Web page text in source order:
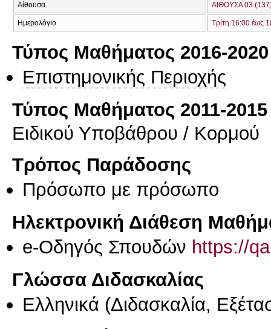
Αίθουσα ΑΙΘΟΥΣΑ 03
Ημερολόγιο Τρίτη 16:00 έως
Τύπος Μαθήματος 2016-2020
Επιστημονικής Περιοχής
Τύπος Μαθήματος 2011-2015
Ειδικού Υποβάθρου / Κορμού
Τρόπος Παράδοσης
Πρόσωπο με πρόσωπο
Ηλεκτρονική Διάθεση
e-Οδηγός Σπουδών https://
Γλώσσα Διδασκαλίας
Ελληνικά (Διδασκαλία,